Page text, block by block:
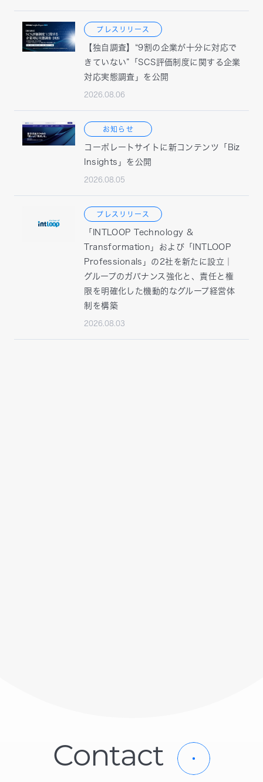
プレスリリース
【独自調査】“9割の企業が十分に対応で
きていない”「SCS評価制度に関する企業
対応実態調査」を公開
2026.08.06
お知らせ
コーポレートサイトに新コンテンツ「Biz
Insights」を公開
2026.08.05
プレスリリース
「INTLOOP Technology &
Transformation」および「INTLOOP
Professionals」の2社を新たに設立｜
グループのガバナンス強化と、責任と権
限を明確化した機動的なグループ経営体
制を構築
2026.08.03
Contact